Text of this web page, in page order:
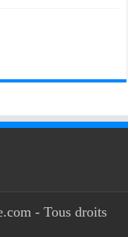
- Tous droits